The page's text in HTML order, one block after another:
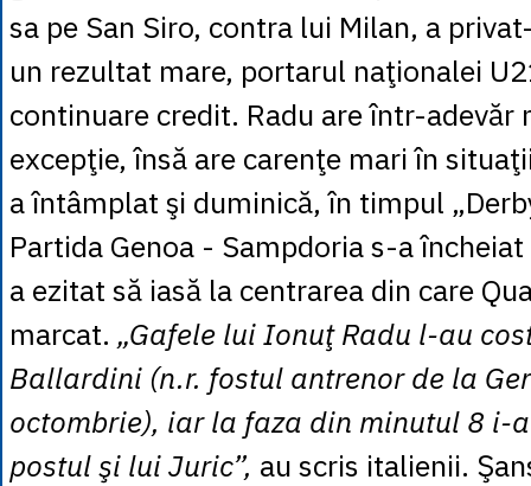
sa pe San Siro, contra lui Milan, a
un rezultat mare, portarul naţionalei
continuare credit. Radu are într-adevăr
excepţie, însă are carenţe mari în
a întâmplat şi duminică, în timpul
Partida Genoa - Sampdoria s-a
a ezitat să iasă la centrarea din care
marcat. „Gafele lui Ionuţ Radu l-au
Ballardini (n.r. fostul antrenor de la
octombrie), iar la faza din minutul 8 i-
postul şi lui Juric”, au scris italienii.